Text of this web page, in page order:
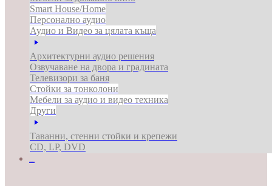
Smart House/Home
Персонално аудио
Аудио и Видео за цялата къща
Архитектурни аудио решения
Озвучаване на двора и градината
Телевизори за баня
Стойки за тонколони
Мебели за аудио и видео техника
Други
Таванни, стенни стойки и крепежи
CD, LP, DVD